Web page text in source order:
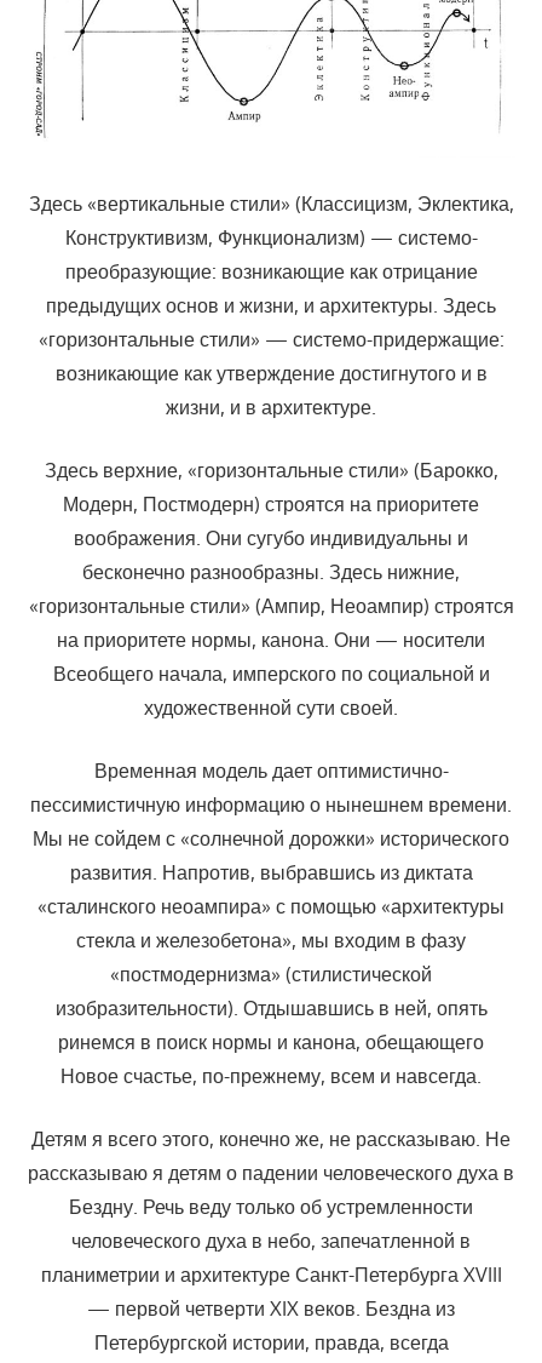
Здесь «вертикальные стили» (Классицизм, Эклектика,
Конструктивизм, Функционализм) — системо-
преобразующие: возникающие как отрицание
предыдущих основ и жизни, и архитектуры. Здесь
«горизонтальные стили» — системо-придержащие:
возникающие как утверждение достигнутого и в
жизни, и в архитектуре.
Здесь верхние, «горизонтальные стили» (Барокко,
Модерн, Постмодерн) строятся на приоритете
воображения. Они сугубо индивидуальны и
бесконечно разнообразны. Здесь нижние,
«горизонтальные стили» (Ампир, Неоампир) строятся
на приоритете нормы, канона. Они — носители
Всеобщего начала, имперского по социальной и
художественной сути своей.
Временная модель дает оптимистично-
пессимистичную информацию о нынешнем времени.
Мы не сойдем с «солнечной дорожки» исторического
развития. Напротив, выбравшись из диктата
«сталинского неоампира» с помощью «архитектуры
стекла и железобетона», мы входим в фазу
«постмодернизма» (стилистической
изобразительности). Отдышавшись в ней, опять
ринемся в поиск нормы и канона, обещающего
Новое счастье, по-прежнему, всем и навсегда.
Детям я всего этого, конечно же, не рассказываю. Не
рассказываю я детям о падении человеческого духа в
Бездну. Речь веду только об устремленности
человеческого духа в небо, запечатленной в
планиметрии и архитектуре Санкт-Петербурга XVIII
— первой четверти XIX веков. Бездна из
Петербургской истории, правда, всегда